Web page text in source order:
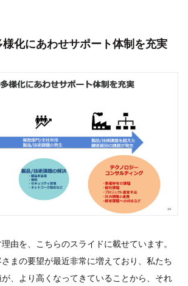
化にあわせサポート体制を充実
由を、こちらのスライドに載せています。
まの要望が最近非常に増えており、私たち
、より高くなってきていることから、それ